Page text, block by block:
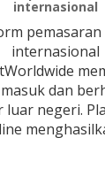
internasional
internasional
dan
luar negeri.